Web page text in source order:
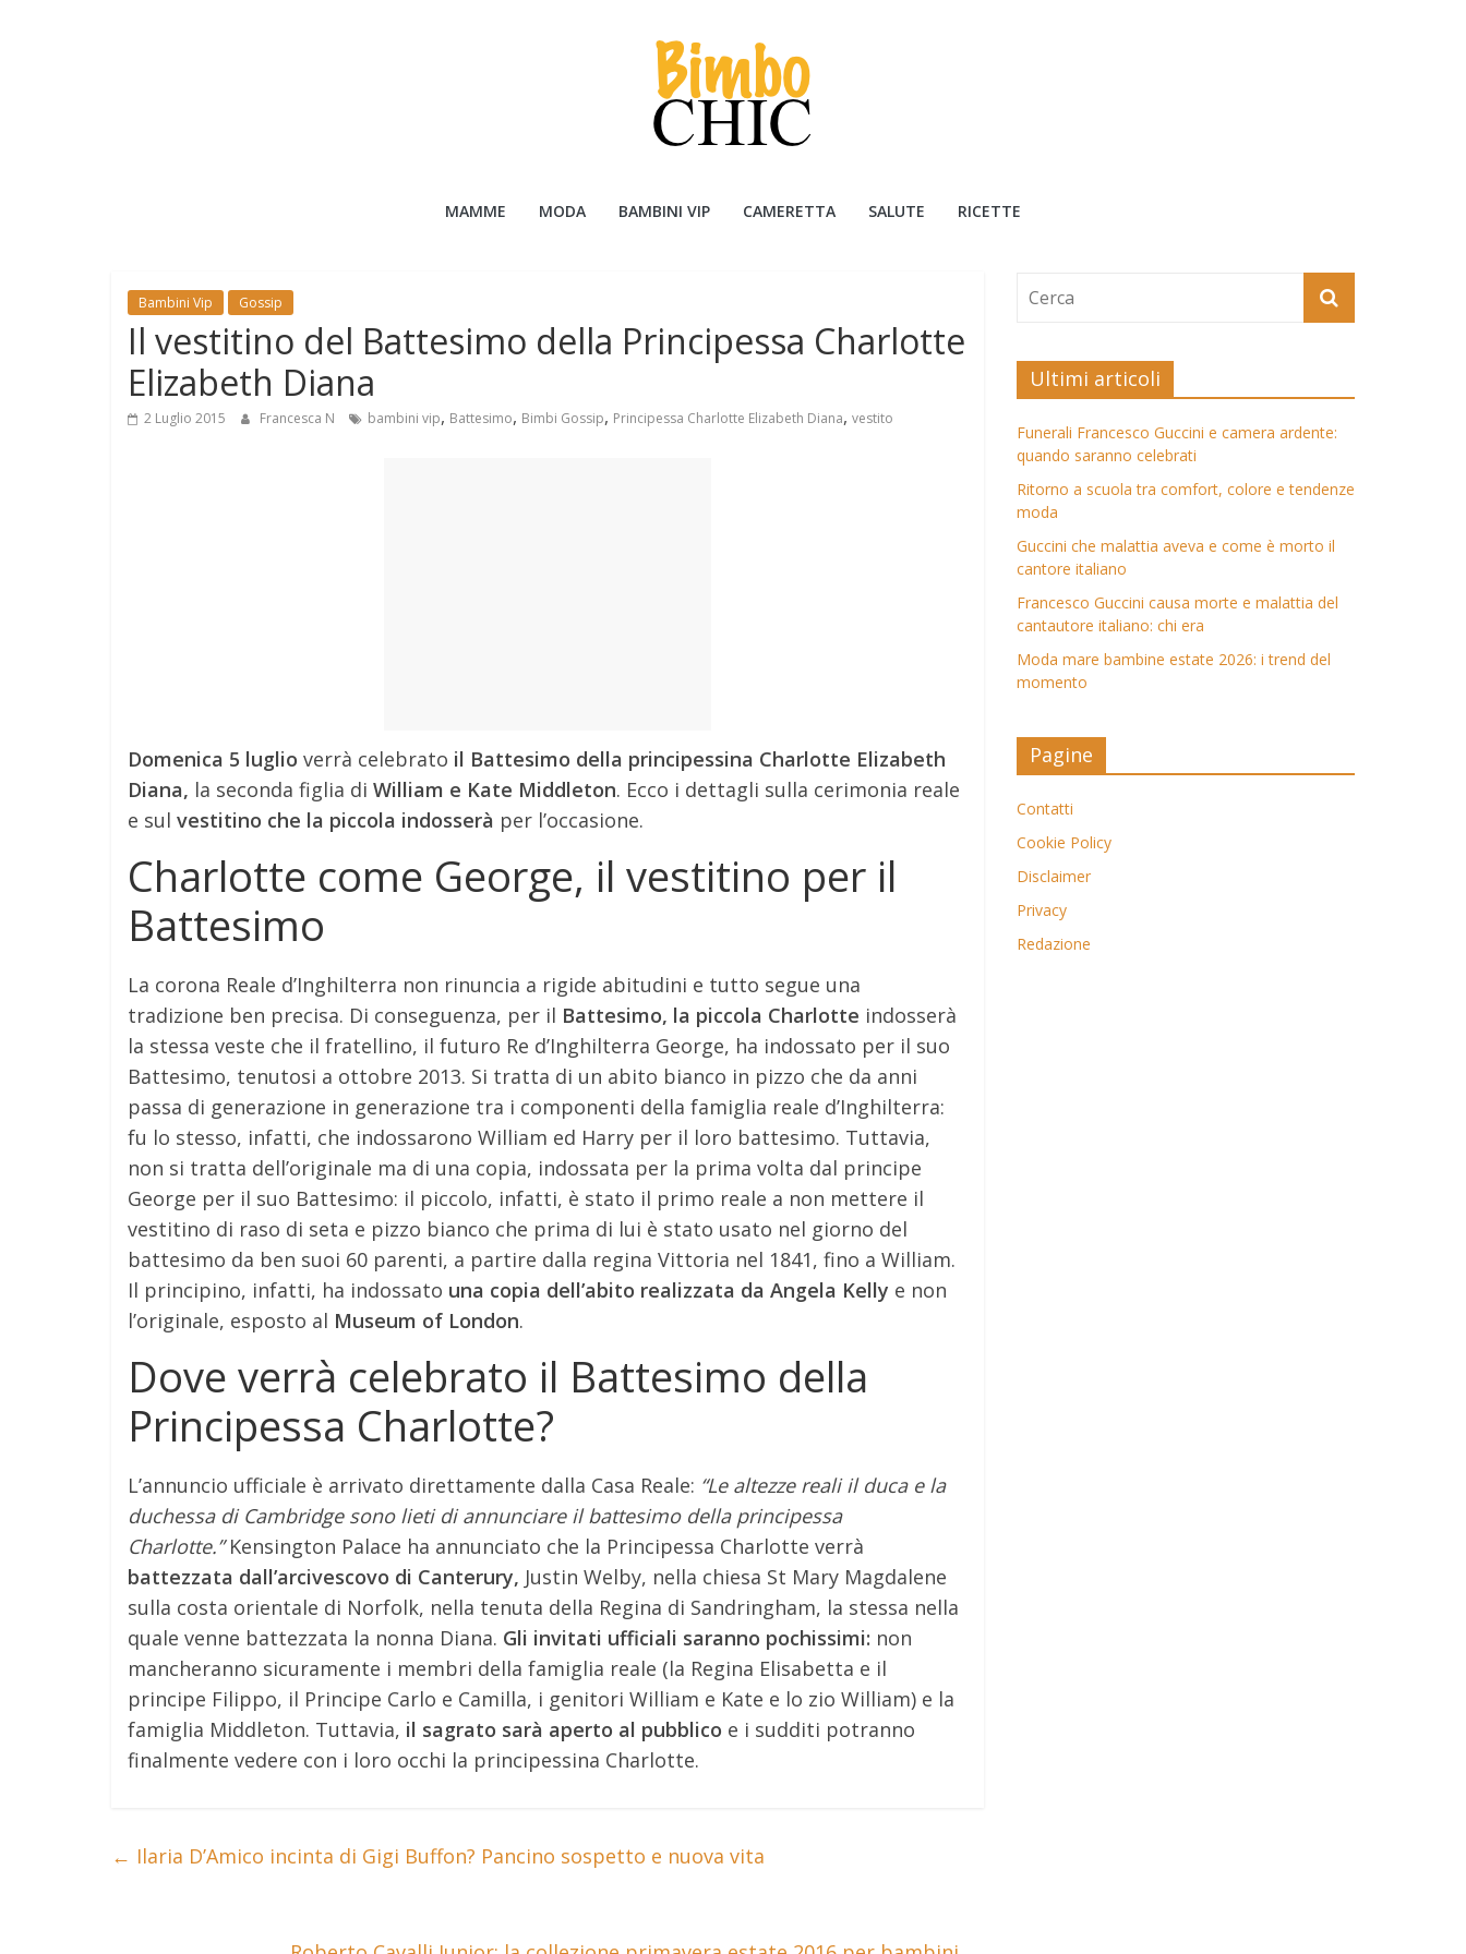
News
moda,
mamme,
spettacolo
bambini:
MAMME MODA BAMBINI VIP CAMERETTA SALUTE RICETTE
Bambini Vip Gossip
Il vestitino del Battesimo della Principessa Charlotte
Elizabeth Diana
2 Luglio 2015 Francesca N bambini vip, Battesimo, Bimbi Gossip, Principessa Charlotte Elizabeth Diana, vestito
Domenica 5 luglio verrà celebrato il Battesimo della principessina Charlotte Elizabeth
Diana, la seconda figlia di William e Kate Middleton. Ecco i dettagli sulla cerimonia reale
e sul vestitino che la piccola indosserà per l’occasione.
Charlotte come George, il vestitino per il
Battesimo
La corona Reale d’Inghilterra non rinuncia a rigide abitudini e tutto segue una
tradizione ben precisa. Di conseguenza, per il Battesimo, la piccola Charlotte indosserà
la stessa veste che il fratellino, il futuro Re d’Inghilterra George, ha indossato per il suo
Battesimo, tenutosi a ottobre 2013. Si tratta di un abito bianco in pizzo che da anni
passa di generazione in generazione tra i componenti della famiglia reale d’Inghilterra:
fu lo stesso, infatti, che indossarono William ed Harry per il loro battesimo. Tuttavia,
non si tratta dell’originale ma di una copia, indossata per la prima volta dal principe
George per il suo Battesimo: il piccolo, infatti, è stato il primo reale a non mettere il
vestitino di raso di seta e pizzo bianco che prima di lui è stato usato nel giorno del
battesimo da ben suoi 60 parenti, a partire dalla regina Vittoria nel 1841, fino a William.
Il principino, infatti, ha indossato una copia dell’abito realizzata da Angela Kelly e non
l’originale, esposto al Museum of London.
Dove verrà celebrato il Battesimo della
Principessa Charlotte?
L’annuncio ufficiale è arrivato direttamente dalla Casa Reale: “Le altezze reali il duca e la
duchessa di Cambridge sono lieti di annunciare il battesimo della principessa
Charlotte.”Kensington Palace ha annunciato che la Principessa Charlotte verrà
battezzata dall’arcivescovo di Canterury, Justin Welby, nella chiesa St Mary Magdalene
sulla costa orientale di Norfolk, nella tenuta della Regina di Sandringham, la stessa nella
quale venne battezzata la nonna Diana. Gli invitati ufficiali saranno pochissimi: non
mancheranno sicuramente i membri della famiglia reale (la Regina Elisabetta e il
principe Filippo, il Principe Carlo e Camilla, i genitori William e Kate e lo zio William) e la
famiglia Middleton. Tuttavia, il sagrato sarà aperto al pubblico e i sudditi potranno
finalmente vedere con i loro occhi la principessina Charlotte.
← Ilaria D’Amico incinta di Gigi Buffon? Pancino sospetto e nuova vita
Ultimi articoli
Funerali Francesco Guccini e camera ardente:
quando saranno celebrati
Ritorno a scuola tra comfort, colore e tendenze
moda
Guccini che malattia aveva e come è morto il
cantore italiano
Francesco Guccini causa morte e malattia del
cantautore italiano: chi era
Moda mare bambine estate 2026: i trend del
momento
Pagine
Contatti
Cookie Policy
Disclaimer
Privacy
Redazione